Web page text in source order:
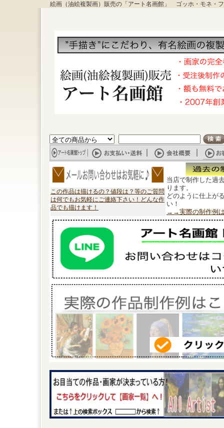
絵画（油絵複製画）販売の「アート名画館」 ゴッホ・モネ・
この作品は描けるの？値段は？等のご質問
は何でもお気軽にご連絡下さい！どんな作
品でも描けます！
当店で制作した過
ります。
どのように仕上が
い！
→→実際の制作例